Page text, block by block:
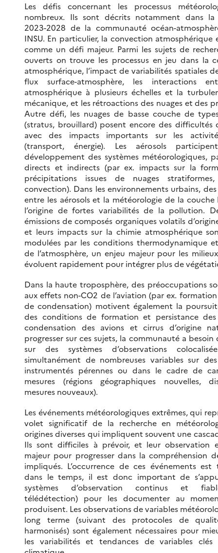
Les défis concernant les processus
nombreux. Ils sont décrits notamment dans la
2023-2028 de la communauté océan-
INSU. En particulier, la convection atmosphérique
comme un défi majeur. Parmi les sujets de
ouverts on trouve les processus en jeu dans la
atmosphérique, l’impact de variabilités spatiales
flux surface-atmosphère, les interactions
atmosphérique à plusieurs échelles et la
mécanique, et les rétroactions des nuages et des
Autre défi, les nuages de basse couche de
(stratus, brouillard) posent encore des difficultés
avec des impacts importants sur les
(transport, énergie). Les aérosols
développement des systèmes météorologiques,
directs et indirects (par ex. impacts sur la
précipitations issues de nuages
convection). Dans les environnements urbains,
entre les aérosols et la météorologie de la
l’origine de fortes variabilités de la pollution.
émissions de composés organiques volatils
et leurs impacts sur la chimie atmosphérique
modulées par les conditions thermodynamique
de l’atmosphère, un enjeu majeur pour les
évoluent rapidement pour intégrer plus de
Dans la haute troposphère, des préoccupations
aux effets non-CO2 de l’aviation (par ex.
de condensation) motivent également la
des conditions de formation et persistance
condensation des avions et cirrus d’origine
progresser sur ces sujets, la communauté a besoin
sur des systèmes d’observations
simultanément de nombreuses variables sur
instrumentés pérennes ou dans le cadre de
mesures (régions géographiques nouvelles,
mesures nouveaux).
Les événements météorologiques extrêmes, qui
volet significatif de la recherche en
origines diverses qui impliquent souvent une
Ils sont difficiles à prévoir, et leur observation
majeur pour progresser dans la compréhension
impliqués. L’occurrence de ces événements est
dans le temps, il est donc important de
systèmes d’observation continus et
télédétection) pour les documenter au
produisent. Les observations de variables
long terme (suivant des protocoles de
harmonisés) sont également nécessaires pour
les variabilités et tendances de variables clés